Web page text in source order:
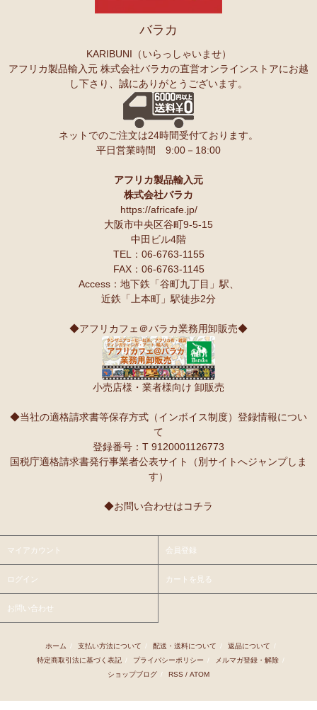
スクエアトートバッグ～キテンゲ本革仕立て
◇ハイクオリティ◇で仕立てた新作登場！『ニッポンの技×アフリ
10/20：ミニころりんハンドバッグ～キテンゲ本革仕立て～キテ
ンゲ◇ハイクオリティ◇で仕立てた新作登場！『ニッポンの技×ア
長財布L字ファスナー～キテンゲ本革仕立て
ハイクオリティ◇で仕立てた新作登場！『ニッポンの技×アフリカ
天然石ソープストーン オブジェ カバ絵皿
アフリカンキーホルダー バッグチャーム
リカ雑貨コーナー新入荷！
ティンガティンガ・アート～ロングサイズ（縦長・横長）
10/10：ティンガティンガ・アート～Lサイズの作品 新入荷！作家
名ごとに2つのカテゴリーでご紹介します
開催決定！【特別企画】ティンガティンガ・アーティスト
に弟子入り体験ワークショップ
〈1日コース〉〈2日コース〉 参加予約受付中！
レギュラーカラー半袖シャツ～キテンゲ◇ハイクオリティ
【MOTTAINAI】～もったいない～カシューナッツ ワケあ
り 賞味期限間近セール！
【予約開始】ティンガティンガ・カレンダー『ティンガテ
テンゲ◇ハイクオリティ◇で仕立てた新作登場！
◇で仕立てた新作登場！『ニッポンの技×アフリカの色』
手彫り金細工ジュエリー 新入荷！～ザンジバル金職人のハ
Ｏさまより ザンジバルスパイスMIXスパイスのご感想
実は、昨年4月にイベントで購入して以来、未使用だったのですが、
年明けから使い始め、これはおいしい！と思い、今回たくさん購入さ
せていただきました。
友人にもプレゼントしたいと思います♪
スパイスが持つ可能性も奥深いですよね。
Ｓさまより カシューナッツへのご感想
こんにちは。昨夜コーヒーとカシューナッツを受け取りました。
でカリカリとしてローストの感じもよく豆本来の甘みもあり、とても
夫も私もナッツ類が大好きで、食べだしたら止まりません。
Ｏさまより キテンゲ オトナのステテコパンツへのご感想
生地が薄く涼しい。動きやすい。履きやすい。
小学一年の授業で、世界の民話を読もうということで、『しんぞうと
ひげ』を読ませてもらいました。
クラスで読み聞かせをすると、子ども達の笑顔があっと言う間に満開
顔を見合わせて笑う子ども、お腹を抱えて笑う子ども、面白すぎる
ー！と声をあげて笑う子ども、、、
Ｓさまより ティンガティンガ・アートへのご感想
先日購入させて頂いた絵は大変気にいっています。
また、ダウディのほかの作品を紹介して頂き、ありがとうございま
す。他にも2点気になる作品があります。
アフリカらしいデザインで素敵です。形もいいけど、色も素敵！
今着けているネックレスと合わせて2つを重ねづけを楽しみます！
Ｙさまより 紅茶アフリカンプライドへのご感想
ミルクティーで飲むとすごく美味しいです。
Ｋさまより ■初めての方限定■全国送料無料■カフェアフリ
カ・バラカへのご感想
バラカ
KARIBUNI（いらっしゃいませ）
アフリカ製品輸入元 株式会社バラカの直営オンラインストアにお越
し下さり、誠にありがとうございます。
ネットでのご注文は24時間受付ております。
平日営業時間 9:00－18:00
アフリカ製品輸入元
株式会社バラカ
https://africafe.jp/
大阪市中央区谷町9-5-15
中田ビル4階
TEL：06-6763-1155
FAX：06-6763-1145
Access：地下鉄「谷町九丁目」駅、
近鉄「上本町」駅徒歩2分
◆アフリカフェ＠バラカ業務用卸販売◆
小売店様・業者様向け 卸販売
◆当社の適格請求書等保存方式（インボイス制度）登録情報につい
て
登録番号：T 9120001126773
国税庁適格請求書発行事業者公表サイト（別サイトへジャンプしま
す）
◆お問い合わせはコチラ
マイアカウント 会員登録
ログイン カートを見る
お問い合わせ
ホーム / 支払い方法について / 配送・送料について / 返品について
/
特定商取引法に基づく表記 / プライバシーポリシー / メルマガ登録・解除 /
ショップブログ / RSS / ATOM